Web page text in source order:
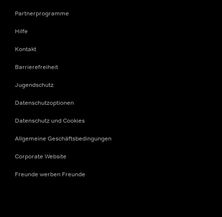
Partnerprogramme
Hilfe
Kontakt
Barrierefreiheit
Jugendschutz
Datenschutzoptionen
Datenschutz und Cookies
Allgemeine Geschäftsbedingungen
Corporate Website
Freunde werben Freunde